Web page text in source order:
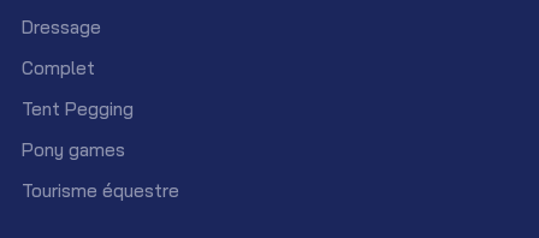
Dressage
Complet
Tent Pegging
Pony games
Tourisme équestre